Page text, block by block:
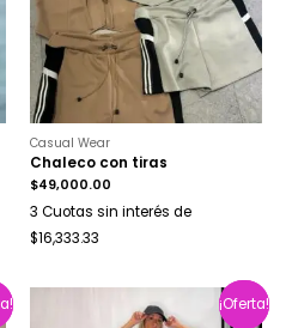
Casual Wear
Chaleco con tiras
$49,000.00
3 Cuotas sin interés de
$16,333.33
¡Oferta!
¡Oferta!